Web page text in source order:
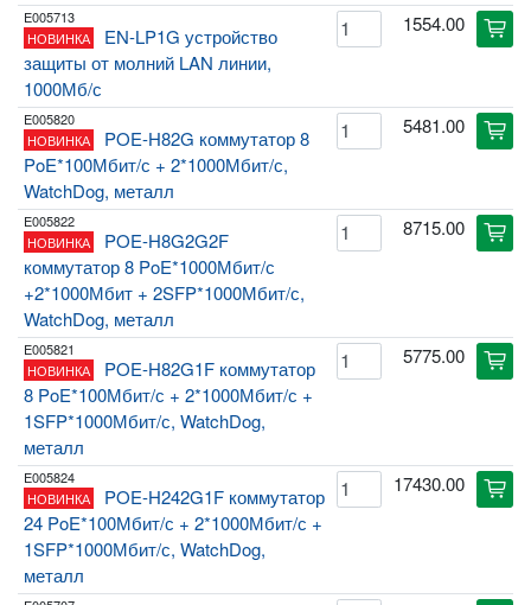
E005713
НОВИНКА
EN-LP1G устройство
защиты от молний LAN линии,
1000Мб/с
1554.00 cart
E005820
НОВИНКА
POE-H82G коммутатор 8
PoE*100Мбит/с + 2*1000Мбит/с,
WatchDog, металл
5481.00 cart
E005822
НОВИНКА
POE-H8G2G2F
коммутатор 8 PoE*1000Мбит/с
+2*1000Мбит + 2SFP*1000Мбит/с,
WatchDog, металл
8715.00 cart
E005821
НОВИНКА
POE-H82G1F коммутатор
8 PoE*100Мбит/с + 2*1000Мбит/с +
1SFP*1000Мбит/с, WatchDog,
металл
5775.00 cart
E005824
НОВИНКА
POE-H242G1F коммутатор
24 PoE*100Мбит/с + 2*1000Мбит/с +
1SFP*1000Мбит/с, WatchDog,
металл
17430.00 cart